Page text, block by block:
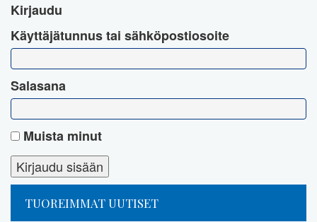
Kirjaudu
Käyttäjätunnus tai sähköpostiosoite
Salasana
Muista minut
TUOREIMMAT UUTISET